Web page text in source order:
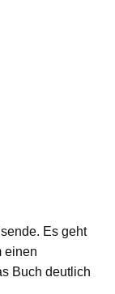
Es geht
einen
Buch deutlich